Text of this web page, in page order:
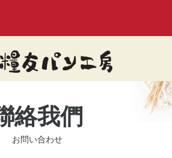
絡我們
お問い合わせ